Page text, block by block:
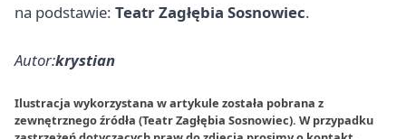
na podstawie: Teatr Zagłębia Sosnowiec.
Autor:krystian
Ilustracja wykorzystana w artykule została pobrana z
zewnętrznego źródła (Teatr Zagłębia Sosnowiec). W przypadku